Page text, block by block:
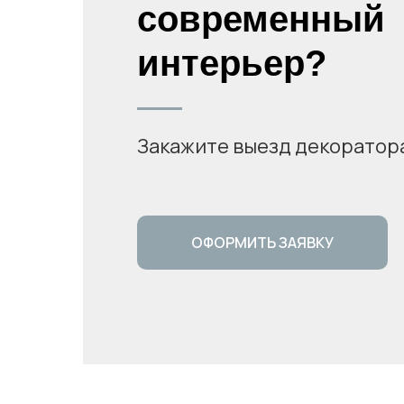
современный
интерьер?
Закажите выезд
ОФОРМИТЬ ЗАЯВКУ